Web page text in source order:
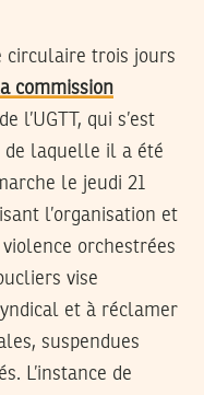
circulaire trois jours
commission
l’UGTT, qui s’est
de laquelle il a été
le jeudi 21
l’organisation et
orchestrées
vise
et à réclamer
suspendues
L’instance de